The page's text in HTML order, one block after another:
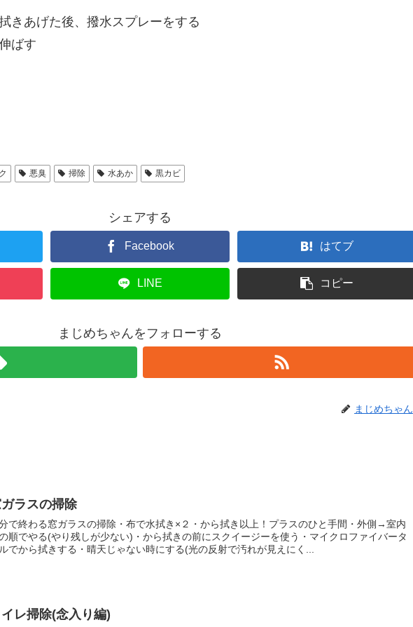
きあげた後、撥水スプレーをする
ばす
悪臭 掃除 水あか 黒カビ
シェアする
Facebook はてブ
LINE コピー
まじめちゃんをフォローする
まじめちゃん
ラスの掃除
で終わる窓ガラスの掃除・布で水拭き×２・から拭き以上！プラスのひと手間・外側→室内
順でやる(やり残しが少ない)・から拭きの前にスクイージーを使う・マイクロファイバータ
でから拭きする・晴天じゃない時にする(光の反射で汚れが見えにく...
イレ掃除(念入り編)